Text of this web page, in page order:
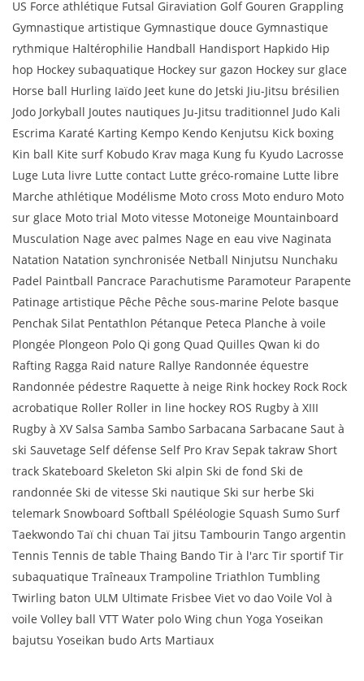
US Force athlétique Futsal Giraviation Golf Gouren Grappling
Gymnastique artistique Gymnastique douce Gymnastique
rythmique Haltérophilie Handball Handisport Hapkido Hip
hop Hockey subaquatique Hockey sur gazon Hockey sur glace
Horse ball Hurling Iaïdo Jeet kune do Jetski Jiu-Jitsu brésilien
Jodo Jorkyball Joutes nautiques Ju-Jitsu traditionnel Judo Kali
Escrima Karaté Karting Kempo Kendo Kenjutsu Kick boxing
Kin ball Kite surf Kobudo Krav maga Kung fu Kyudo Lacrosse
Luge Luta livre Lutte contact Lutte gréco-romaine Lutte libre
Marche athlétique Modélisme Moto cross Moto enduro Moto
sur glace Moto trial Moto vitesse Motoneige Mountainboard
Musculation Nage avec palmes Nage en eau vive Naginata
Natation Natation synchronisée Netball Ninjutsu Nunchaku
Padel Paintball Pancrace Parachutisme Paramoteur Parapente
Patinage artistique Pêche Pêche sous-marine Pelote basque
Penchak Silat Pentathlon Pétanque Peteca Planche à voile
Plongée Plongeon Polo Qi gong Quad Quilles Qwan ki do
Rafting Ragga Raid nature Rallye Randonnée équestre
Randonnée pédestre Raquette à neige Rink hockey Rock Rock
acrobatique Roller Roller in line hockey ROS Rugby à XIII
Rugby à XV Salsa Samba Sambo Sarbacana Sarbacane Saut à
ski Sauvetage Self défense Self Pro Krav Sepak takraw Short
track Skateboard Skeleton Ski alpin Ski de fond Ski de
randonnée Ski de vitesse Ski nautique Ski sur herbe Ski
telemark Snowboard Softball Spéléologie Squash Sumo Surf
Taekwondo Taï chi chuan Taï jitsu Tambourin Tango argentin
Tennis Tennis de table Thaing Bando Tir à l'arc Tir sportif Tir
subaquatique Traîneaux Trampoline Triathlon Tumbling
Twirling baton ULM Ultimate Frisbee Viet vo dao Voile Vol à
voile Volley ball VTT Water polo Wing chun Yoga Yoseikan
bajutsu Yoseikan budo Arts Martiaux